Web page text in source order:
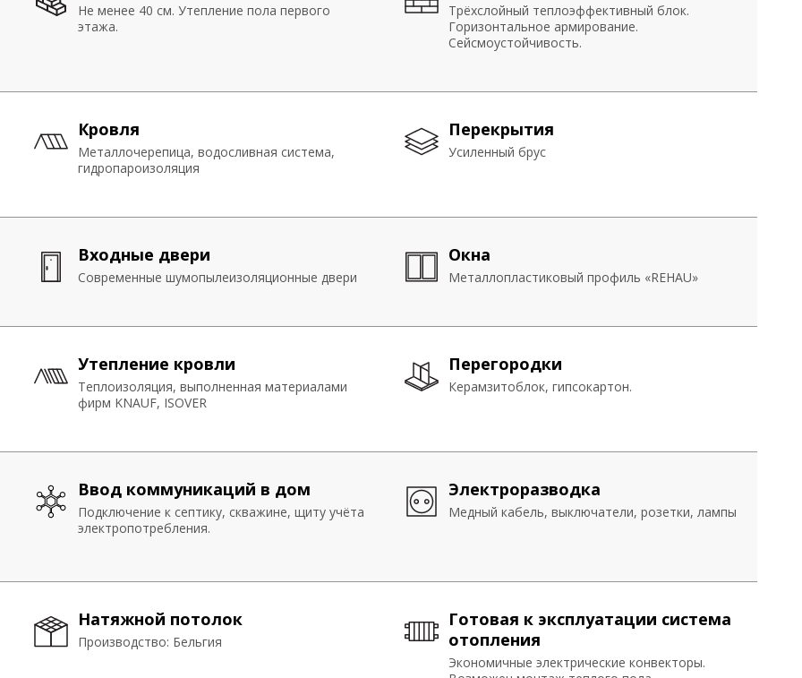
Трёхслойный теплоэффективный блок.
Горизонтальное армирование.
Готовность к длительной эксплуатации
Перекрытия
Усиленный брус
Черновые полы
Монолитный железобетон (1-й этаж)
Окна
Металлопластиковый профиль «REHAU»
Подоконники
PVC
Не менее 40 см. Утепление пола первого
этажа.
Трёхслойный теплоэффективный блок.
Горизонтальное армирование.
Сейсмоустойчивость.
Кровля
Металлочерепица, водосливная система,
гидропароизоляция
Перекрытия
Усиленный брус
Входные двери
Современные шумопылеизоляционные двери
Окна
Металлопластиковый профиль «REHAU»
Утепление кровли
Теплоизоляция, выполненная материалами
фирм KNAUF, ISOVER
Перегородки
Керамзитоблок, гипсокартон.
Ввод коммуникаций в дом
Подключение к септику, скважине, щиту учёта
электропотребления.
Не менее 40 см. Утепление пола первого
этажа.
Трёхслойный теплоэффективный блок.
Горизонтальное армирование.
Сейсмоустойчивость.
Кровля
Металлочерепица, водосливная система,
гидропароизоляция
Перекрытия
Усиленный брус
Входные двери
Современные шумопылеизоляционные двери
Окна
Металлопластиковый профиль «REHAU»
Утепление кровли
Теплоизоляция, выполненная материалами
фирм KNAUF, ISOVER
Перегородки
Керамзитоблок, гипсокартон.
Ввод коммуникаций в дом
Подключение к септику, скважине, щиту учёта
электропотребления.
Электроразводка
Медный кабель, выключатели, розетки, лампы
Натяжной потолок
Производство: Бельгия
Готовая к эксплуатации система
отопления
Экономичные электрические конвекторы.